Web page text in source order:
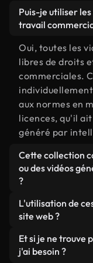
Puis-je utiliser les
travail
Oui, toutes les
libres de droits
commerciales.
aux normes en
licences, qu'il
généré par
Cette collection
ou des vidéos
?
Les deux. Il
composée de
générées par
identifiée afin
L'utilisation de
site web ?
Sauf si vous
Nous proposons
Et si je ne trouve
j'ai besoin ?